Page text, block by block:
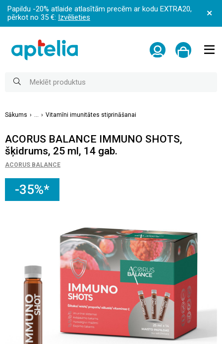
Papildu -20% atlaide atlasītām precēm ar kodu EXTRA20,
pērkot no 35 €: Izvēlieties
Sākums Vitamīni imunitātes stiprināšanai
ACORUS BALANCE IMMUNO SHOTS,
šķidrums, 25 ml, 14 gab.
ACORUS BALANCE
-35%*